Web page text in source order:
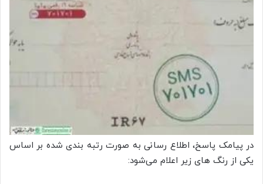
در پیامک پاسخ، اطلاع رسانی به صورت رتبه بندی شده بر اساس
یکی از رنگ های زیر اعلام می‌شود: